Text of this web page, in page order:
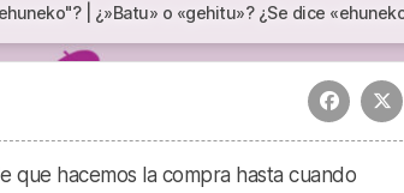
o «gehitu»? ¿Se dice «ehuneko bost» o «bost
que hacemos la compra hasta cuando